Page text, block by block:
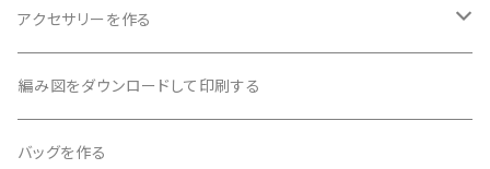
「花を編む」21ｐ～28ｐの花
アクセサリーを作る
ビーズを編み込んで作る
ビーズを編み込まないで作る
編み図をダウンロードして印刷する
バッグを作る